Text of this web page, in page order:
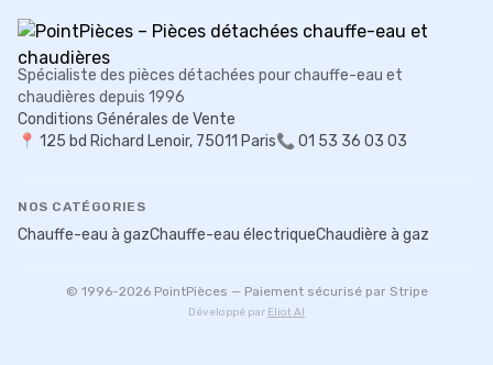
Spécialiste des pièces détachées pour chauffe-eau et
chaudières depuis 1996
Conditions Générales de Vente
📍 125 bd Richard Lenoir, 75011 Paris📞 01 53 36 03 03
NOS CATÉGORIES
Chauffe-eau à gazChauffe-eau électriqueChaudière à gaz
© 1996-2026PointPièces — Paiement sécurisé par Stripe
Développé par Eliot AI